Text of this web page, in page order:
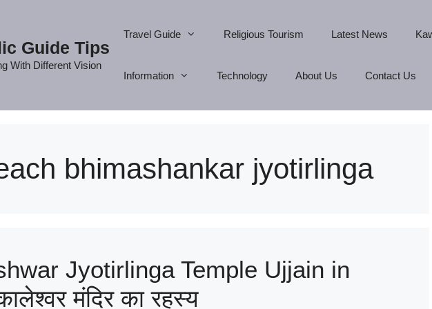
Guide Tips
With Different Vision
Travel Guide Religious Tourism Latest News
Information Technology About Us Contact Us
bhimashankar jyotirlinga
Jyotirlinga Temple Ujjain in
मंदिर का रहस्य